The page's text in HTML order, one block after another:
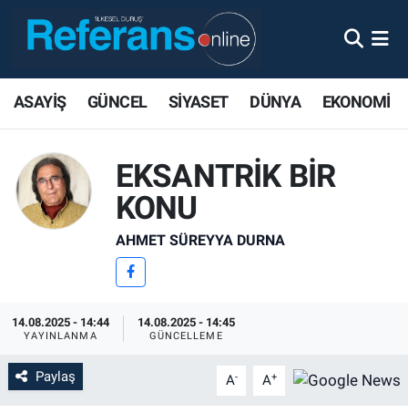
ASAYİŞ GÜNCEL SİYASET DÜNYA EKONOMİ
EKSANTRİK BİR
KONU
AHMET SÜREYYA DURNA
14.08.2025 - 14:44
YAYINLANMA
14.08.2025 - 14:45
GÜNCELLEME
Paylaş A- A+